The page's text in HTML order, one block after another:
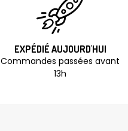
EXPÉDIÉ AUJOURD'HUI
Commandes passées avant
13h